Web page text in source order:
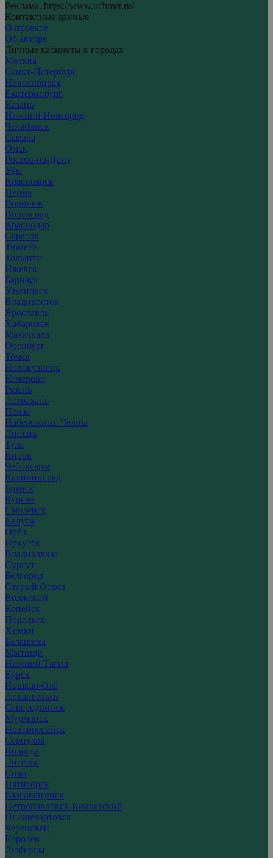
Реклама. https://www.uchmet.ru/
Контактные данные
О проекте
Об авторе
Личные кабинеты в городах
Москва
Санкт-Петербург
Новосибирск
Екатеринбург
Казань
Нижний Новгород
Челябинск
Самара
Омск
Ростов-на-Дону
Уфа
Красноярск
Пермь
Воронеж
Волгоград
Краснодар
Саратов
Тюмень
Тольятти
Ижевск
Барнаул
Ульяновск
Владивосток
Ярославль
Хабаровск
Махачкала
Оренбург
Томск
Новокузнецк
Кемерово
Рязань
Астрахань
Пенза
Набережные Челны
Липецк
Тула
Киров
Чебоксары
Калининград
Брянск
Курган
Смоленск
Калуга
Орёл
Иркутск
Владикавказ
Сургут
Белгород
Старый Оскол
Волжский
Копейск
Подольск
Химки
Балашиха
Мытищи
Нижний Тагил
Курск
Йошкар-Ола
Архангельск
Северодвинск
Мурманск
Новороссийск
Серпухов
Вологда
Энгельс
Сочи
Пятигорск
Благовещенск
Петропавловск-Камчатский
Нижневартовск
Череповец
Королёв
Люберцы